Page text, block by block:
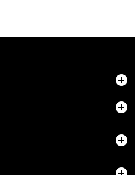


